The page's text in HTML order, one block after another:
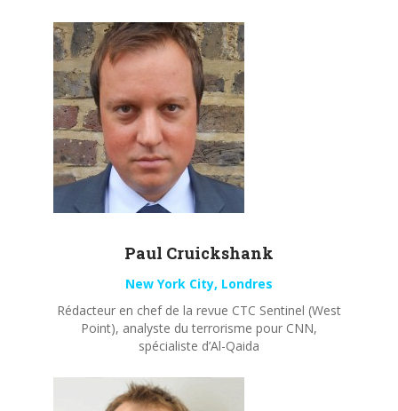
Paul Cruickshank
New York City, Londres
Rédacteur en chef de la revue CTC Sentinel (West
Point), analyste du terrorisme pour CNN,
spécialiste d’Al-Qaida